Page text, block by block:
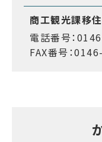
商工観光課移
電話番号：
FAX番号：